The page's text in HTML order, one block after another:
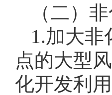
（二）
1.加大
点的大型
化开发利